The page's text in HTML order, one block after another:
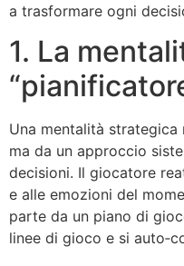
a trasformare ogni
1. La
Una mentalità strategica
ma da un approccio
decisioni. Il giocatore
e alle emozioni del
parte da un piano di
linee di gioco e si